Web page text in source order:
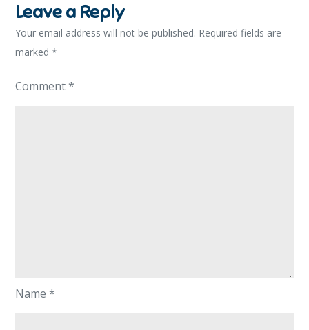
Leave a Reply
Your email address will not be published. Required fields are
marked*
Comment*
Name*